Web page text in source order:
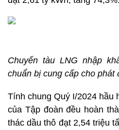
Chuyến tàu LNG nhập
chuẩn bị cung cấp cho phát
Tính chung Quý I/2024 hầu
của Tập đoàn đều hoàn
thác dầu thô đạt 2,54 triệu